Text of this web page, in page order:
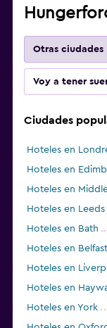
Otras ciudades
Voy a tener
Ciudades
Hoteles en
Hoteles en
Hoteles en
Hoteles en Leeds
Hoteles en Bath
Hoteles en Belfast
Hoteles en
Hoteles en
Hoteles en York